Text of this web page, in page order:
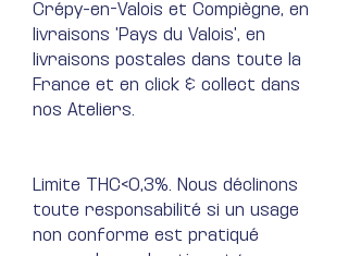
Crépy-en-Valois et Compiègne, en
livraisons 'Pays du Valois', en
livraisons postales dans toute la
France et en click & collect dans
nos Ateliers.
Limite THC<0,3%. Nous déclinons
toute responsabilité si un usage
non conforme est pratiqué